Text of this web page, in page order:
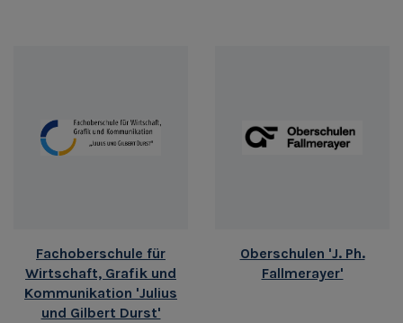
Fachoberschule für
Wirtschaft, Grafik und
Kommunikation 'Julius
und Gilbert Durst'
Oberschulen 'J. Ph.
Fallmerayer'